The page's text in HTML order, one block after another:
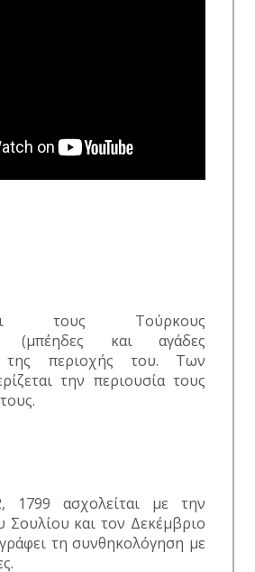
τους Τούρκους
(μπέηδες και αγάδες
της περιοχής του. Των
την περιουσία τους
1799 ασχολείται με την
Σουλίου και τον Δεκέμβριο
τη συνθηκολόγηση με